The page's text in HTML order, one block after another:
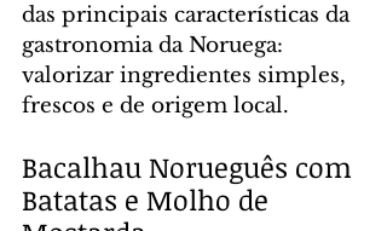
das principais características da
gastronomia da Noruega:
valorizar ingredientes simples,
frescos e de origem local.
Bacalhau Norueguês com
Batatas e Molho de